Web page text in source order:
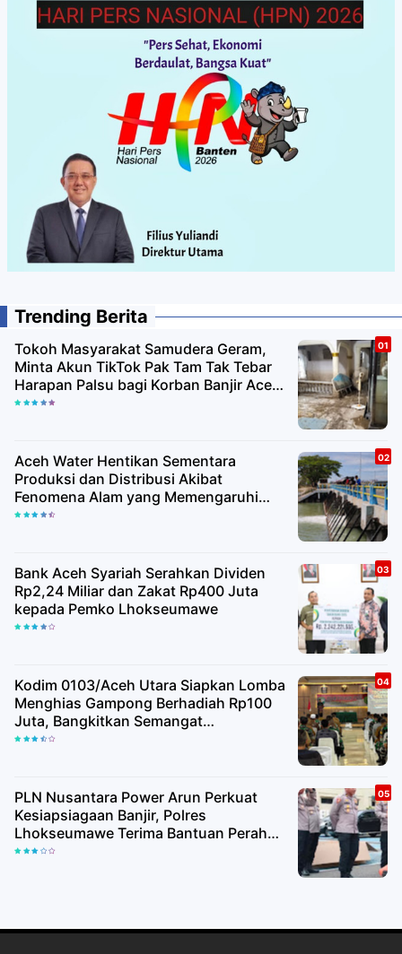
Trending Berita
Tokoh Masyarakat Samudera Geram,
Minta Akun TikTok Pak Tam Tak Tebar
Harapan Palsu bagi Korban Banjir Aceh
Utara
Aceh Water Hentikan Sementara
Produksi dan Distribusi Akibat
Fenomena Alam yang Memengaruhi
Kualitas Air Baku
Bank Aceh Syariah Serahkan Dividen
Rp2,24 Miliar dan Zakat Rp400 Juta
kepada Pemko Lhokseumawe
Kodim 0103/Aceh Utara Siapkan Lomba
Menghias Gampong Berhadiah Rp100
Juta, Bangkitkan Semangat
Kemerdekaan hingga Pelosok Desa
PLN Nusantara Power Arun Perkuat
Kesiapsiagaan Banjir, Polres
Lhokseumawe Terima Bantuan Perahu
Karet